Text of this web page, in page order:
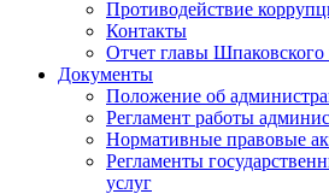
Противодействие
Контакты
Отчет главы
Документы
Положение об
Регламент работы
Нормативные правовые
Регламенты
услуг